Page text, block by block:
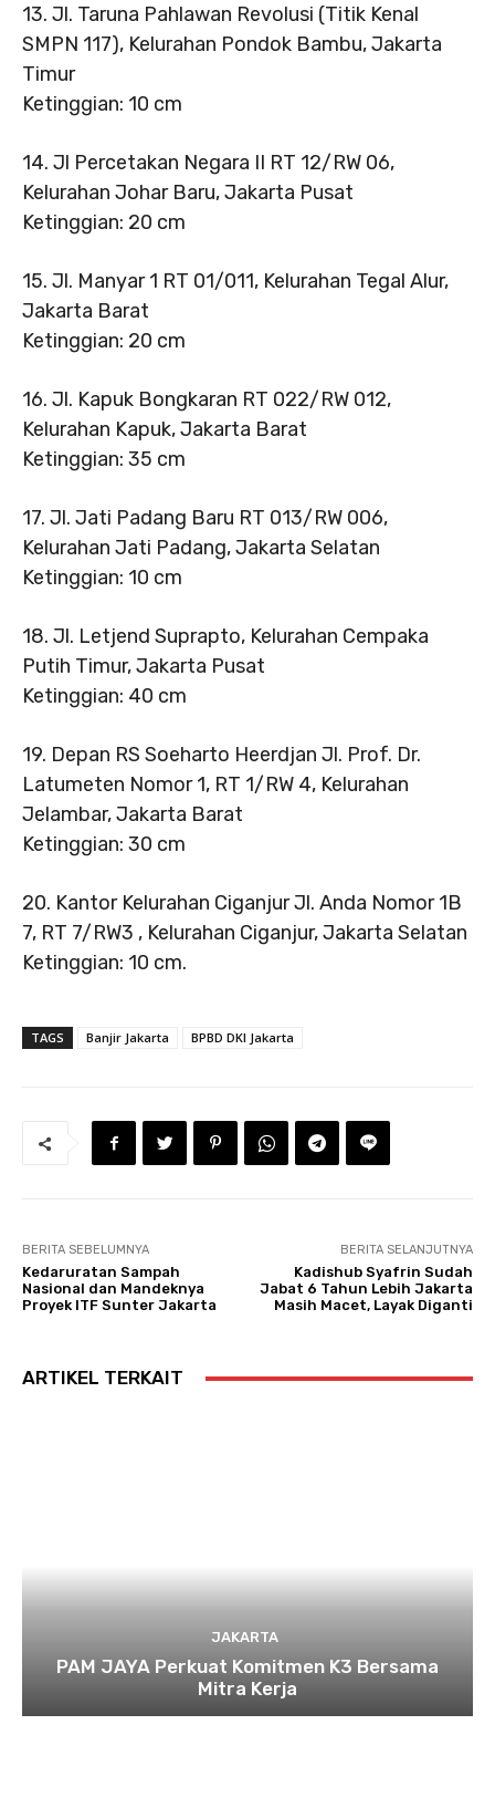
13. Jl. Taruna Pahlawan Revolusi (Titik Kenal
SMPN 117), Kelurahan Pondok Bambu, Jakarta
Timur
Ketinggian: 10 cm
14. Jl Percetakan Negara II RT 12/RW 06,
Kelurahan Johar Baru, Jakarta Pusat
Ketinggian: 20 cm
15. Jl. Manyar 1 RT 01/011, Kelurahan Tegal Alur,
Jakarta Barat
Ketinggian: 20 cm
16. Jl. Kapuk Bongkaran RT 022/RW 012,
Kelurahan Kapuk, Jakarta Barat
Ketinggian: 35 cm
17. Jl. Jati Padang Baru RT 013/RW 006,
Kelurahan Jati Padang, Jakarta Selatan
Ketinggian: 10 cm
18. Jl. Letjend Suprapto, Kelurahan Cempaka
Putih Timur, Jakarta Pusat
Ketinggian: 40 cm
19. Depan RS Soeharto Heerdjan Jl. Prof. Dr.
Latumeten Nomor 1, RT 1/RW 4, Kelurahan
Jelambar, Jakarta Barat
Ketinggian: 30 cm
20. Kantor Kelurahan Ciganjur Jl. Anda Nomor 1B
7, RT 7/RW3 , Kelurahan Ciganjur, Jakarta Selatan
Ketinggian: 10 cm.
TAGS Banjir Jakarta BPBD DKI Jakarta
BERITA SEBELUMNYA
Kedaruratan Sampah
Nasional dan Mandeknya
Proyek ITF Sunter Jakarta
BERITA SELANJUTNYA
Kadishub Syafrin Sudah
Jabat 6 Tahun Lebih Jakarta
Masih Macet, Layak Diganti
ARTIKEL TERKAIT
JAKARTA
PAM JAYA Perkuat Komitmen K3 Bersama
Mitra Kerja